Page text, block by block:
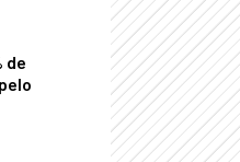
de